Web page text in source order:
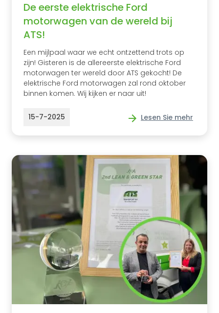
De eerste elektrische Ford
motorwagen van de wereld bij
ATS!
Een mijlpaal waar we echt ontzettend trots op
zijn! Gisteren is de allereerste elektrische Ford
motorwagen ter wereld door ATS gekocht! De
elektrische Ford motorwagen zal rond oktober
binnen komen. Wij kijken er naar uit!
15-7-2025 Lesen Sie mehr